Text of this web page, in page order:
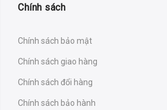
Chính sách
Chính sách bảo mật
Chính sách giao hàng
Chính sách đổi hàng
Chính sách bảo hành